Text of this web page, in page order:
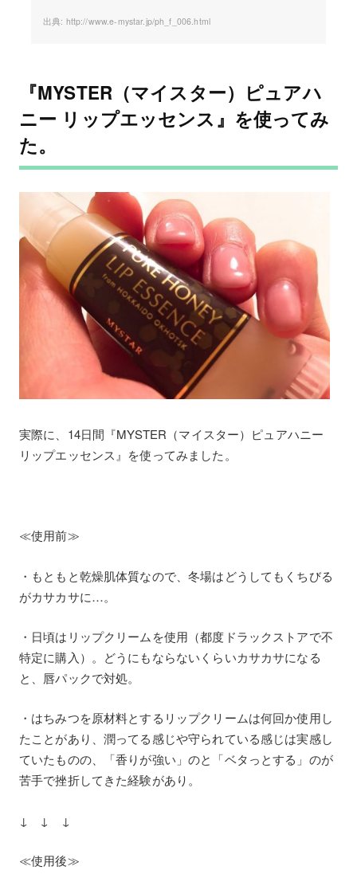
http://www.e-mystar.jp/ph_f_006.html
『MYSTER（マイスター）ピュアハ
ニー リップエッセンス』を使ってみ
た。
実際に、14日間『MYSTER（マイスター）ピュアハニー
リップエッセンス』を使ってみました。
≪使用前≫
・もともと乾燥肌体質なので、冬場はどうしてもくちびる
がカサカサに…。
・日頃はリップクリームを使用（都度ドラックストアで不
特定に購入）。どうにもならないくらいカサカサになる
と、唇パックで対処。
・はちみつを原材料とするリップクリームは何回か使用し
たことがあり、潤ってる感じや守られている感じは実感し
ていたものの、「香りが強い」のと「ベタっとする」のが
苦手で挫折してきた経験があり。
↓ ↓ ↓
≪使用後≫